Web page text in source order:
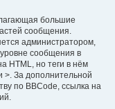
большие
сообщения.
администратором,
сообщения в
HTML, но теги в нём
>. За дополнительной
по BBCode, ссылка на